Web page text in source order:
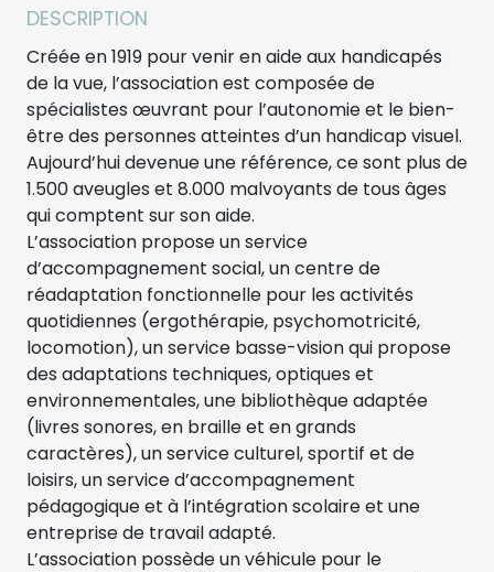
DESCRIPTION
Créée en 1919 pour venir en aide aux handicapés
de la vue, l’association est composée de
spécialistes œuvrant pour l’autonomie et le bien-
être des personnes atteintes d’un handicap visuel.
Aujourd’hui devenue une référence, ce sont plus de
1.500 aveugles et 8.000 malvoyants de tous âges
qui comptent sur son aide.
L’association propose un service
d’accompagnement social, un centre de
réadaptation fonctionnelle pour les activités
quotidiennes (ergothérapie, psychomotricité,
locomotion), un service basse-vision qui propose
des adaptations techniques, optiques et
environnementales, une bibliothèque adaptée
(livres sonores, en braille et en grands
caractères), un service culturel, sportif et de
loisirs, un service d’accompagnement
pédagogique et à l’intégration scolaire et une
entreprise de travail adapté.
L’association possède un véhicule pour le